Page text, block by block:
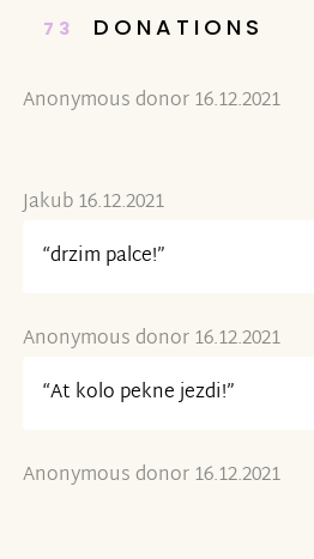
73 DONATIONS
Anonymous donor 16.12.2021
Jakub 16.12.2021
“drzim palce!”
Anonymous donor 16.12.2021
“At kolo pekne jezdi!”
Anonymous donor 16.12.2021